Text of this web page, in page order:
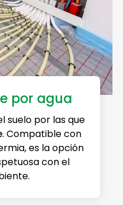
por agua
suelo por las que
. Compatible con
es la opción
con el